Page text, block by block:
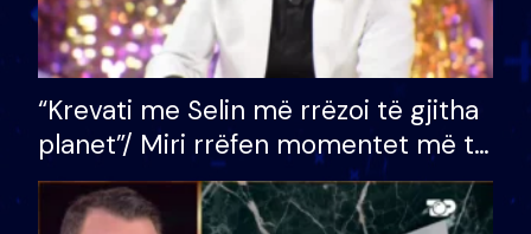
“Krevati me Selin më rrëzoi të gjitha
planet”/ Miri rrëfen momentet më të
bukura në shtëpinë e BB VIP: Do më
mungojë zilja e mëngjesit kur…